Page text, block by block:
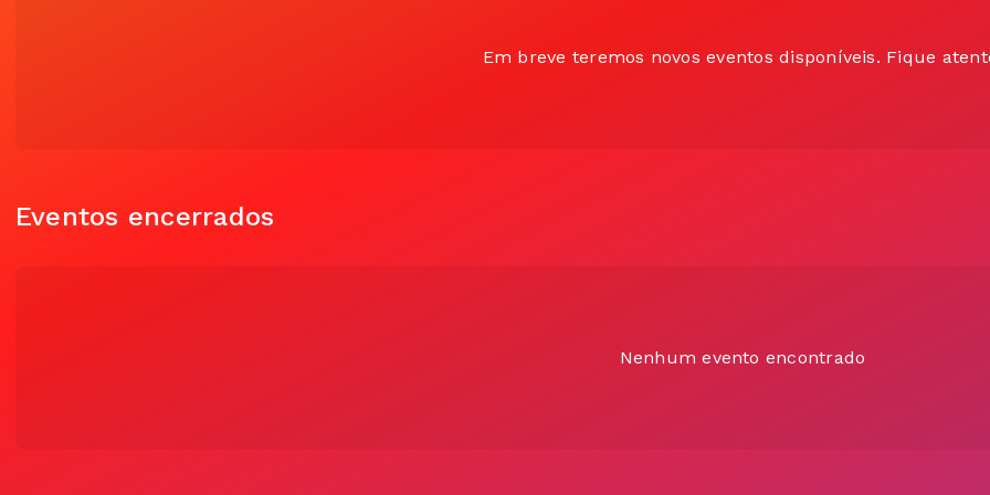
Em breve teremos novos eventos disponíveis. Fique
Eventos encerrados
Nenhum evento encontrado